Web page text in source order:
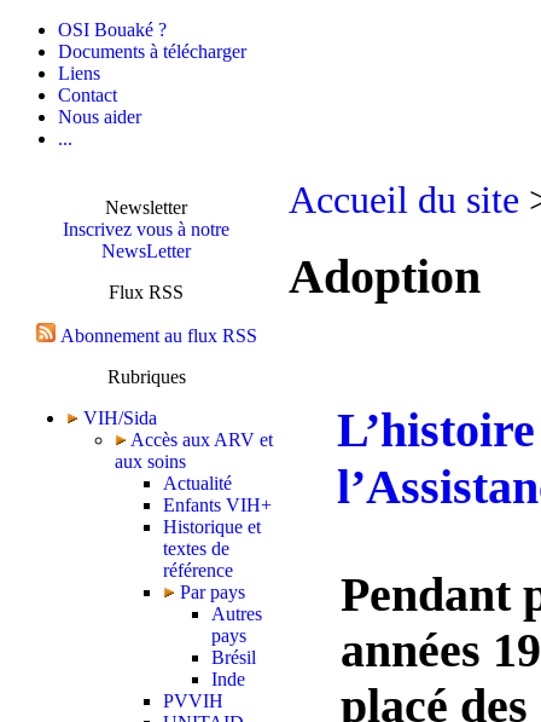
OSI Bouaké ?
Documents à télécharger
Liens
Contact
Nous aider
...
Newsletter
Inscrivez vous à notre
NewsLetter
Flux RSS
Abonnement au flux RSS
Rubriques
VIH/Sida
Accès aux ARV et
aux soins
Actualité
Enfants VIH+
Historique et
textes de
référence
Par pays
Autres
pays
Brésil
Inde
PVVIH
Accueil du site
Adoption
Pendant
années
placé